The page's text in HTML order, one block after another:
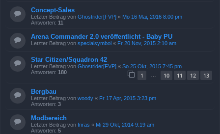
Concept-Sales
Letzter Beitrag von Ghostrider[FVP] « Mo 16 Mai, 2016 8:00 pm
Antworten: 11
Arena Commander 2.0 veröffentlicht - Baby PU
Letzter Beitrag von specialsymbol « Fr 20 Nov, 2015 2:10 am
Star Citizen/Squadron 42
Letzter Beitrag von Ghostrider[FVP] « So 25 Okt, 2015 7:45 pm
Antworten: 180 1 10 11 12 13
Bergbau
Letzter Beitrag von woody « Fr 17 Apr, 2015 3:23 pm
Antworten: 3
Modbereich
Letzter Beitrag von Inras « Mi 29 Okt, 2014 9:19 am
Antworten: 5